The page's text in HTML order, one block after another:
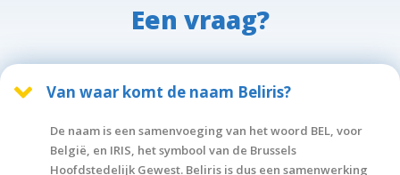
Een vraag?
Van waar komt de naam Beliris?
De naam is een samenvoeging van het woord BEL, voor
België, en IRIS, het symbool van de Brussels
Hoofdstedelijk Gewest. Beliris is dus een samenwerking